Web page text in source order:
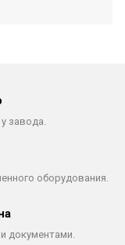
завода.
оборудования.
документами.